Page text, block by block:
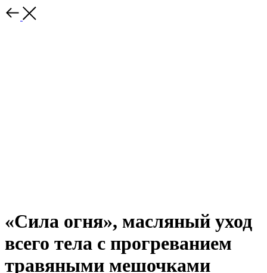
«Сила огня», масляный уход
всего тела с прогреванием
травяными мешочками